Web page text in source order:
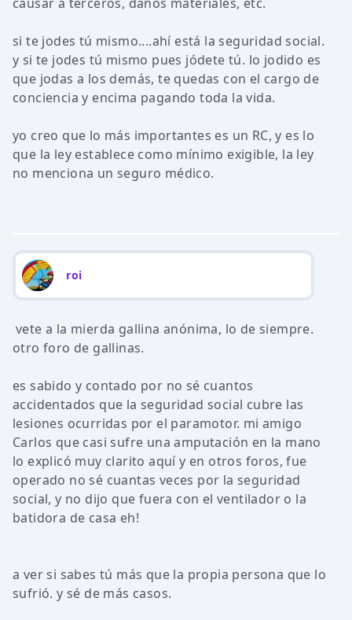
si te jodes tú mismo....ahí está la seguridad social.
y si te jodes tú mismo pues jódete tú. lo jodido es
que jodas a los demás, te quedas con el cargo de
conciencia y encima pagando toda la vida.
yo creo que lo más importantes es un RC, y es lo
que la ley establece como mínimo exigible, la ley
no menciona un seguro médico.
roi
vete a la mierda gallina anónima, lo de siempre.
otro foro de gallinas.
es sabido y contado por no sé cuantos
accidentados que la seguridad social cubre las
lesiones ocurridas por el paramotor. mi amigo
Carlos que casi sufre una amputación en la mano
lo explicó muy clarito aquí y en otros foros, fue
operado no sé cuantas veces por la seguridad
social, y no dijo que fuera con el ventilador o la
batidora de casa eh!
a ver si sabes tú más que la propia persona que lo
sufrió. y sé de más casos.